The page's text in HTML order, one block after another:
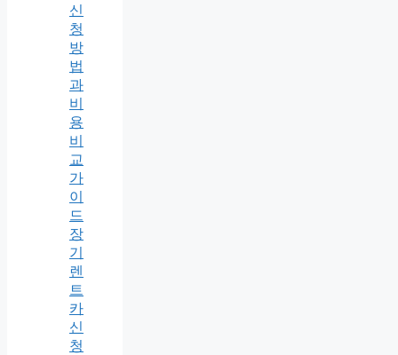
신
청
방
법
과
비
용
비
교
가
이
드
장
기
렌
트
카
신
청